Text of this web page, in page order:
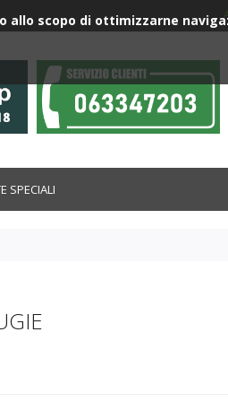
SPECIALI
scopo di ottimizzarne